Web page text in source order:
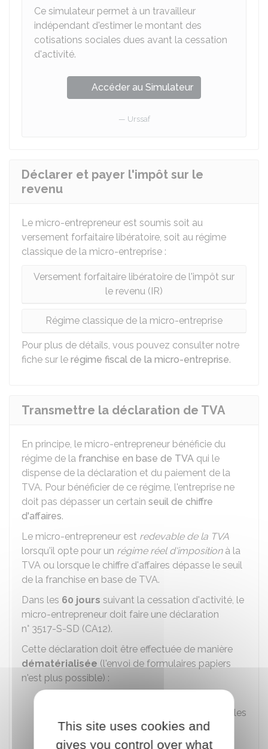
Ce simulateur permet à un travailleur
indépendant d'estimer le montant des
cotisations sociales dues avant la cessation
d'activité.
Accéder au Simulateur
Urssaf
Déclarer et payer l'impôt sur le
revenu
Le micro-entrepreneur est soumis soit au
versement forfaitaire libératoire, soit au régime
classique de la micro-entreprise :
Versement forfaitaire libératoire de l'impôt sur
le revenu (IR)
Régime classique de la micro-entreprise
Pour plus de détails, vous pouvez consulter notre
fiche sur le régime fiscal de la micro-entreprise.
Transmettre la déclaration de TVA
En principe, le micro-entrepreneur bénéficie du
régime de la franchise en base de TVA qui le
dispense de la déclaration et du paiement de la
TVA. Pour bénéficier de ce régime, l'entreprise ne
doit pas dépasser un certain seuil de chiffre
d'affaires.
Le micro-entrepreneur est redevable de la TVA
lorsqu'il opte pour un régime réel d'impositionà la
TVA ou lorsque le chiffre d'affaires dépasse le seuil
de la franchise en base de TVA.
Dans les 60 jours suivant la cessation d'activité, le
micro-entrepreneur doit faire une déclaration
n° 3517-S-SD (CA12).
Cette déclaration doit être effectuée de manière
dématérialisée (l'envoi de formulaires papiers
n'est plus possible) :
). L'entreprise les
complète elle-même, en se connectant
sur sonespace professionnel
This site uses cookies and
gives you control over what